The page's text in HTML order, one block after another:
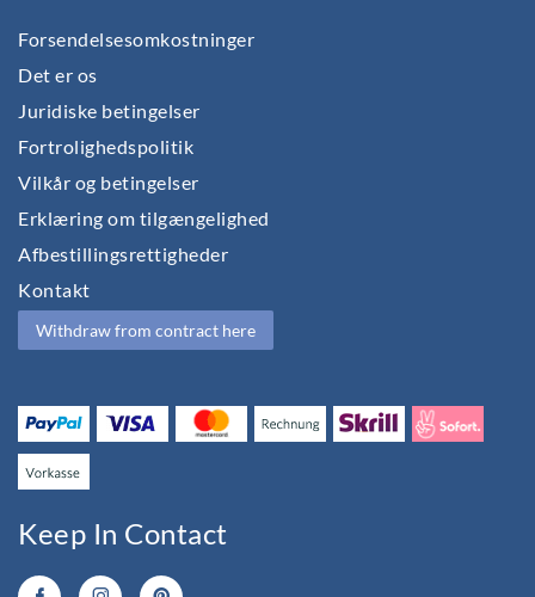
Forsendelsesomkostninger
Det er os
Juridiske betingelser
Fortrolighedspolitik
Vilkår og betingelser
Erklæring om tilgængelighed
Afbestillingsrettigheder
Kontakt
Withdraw from contract here
Keep In Contact